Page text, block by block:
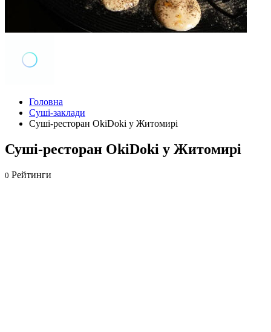
Головна
Суші-заклади
Суші-ресторан OkiDoki у Житомирі
Суші-ресторан OkiDoki у Житомирі
0 Рейтинги